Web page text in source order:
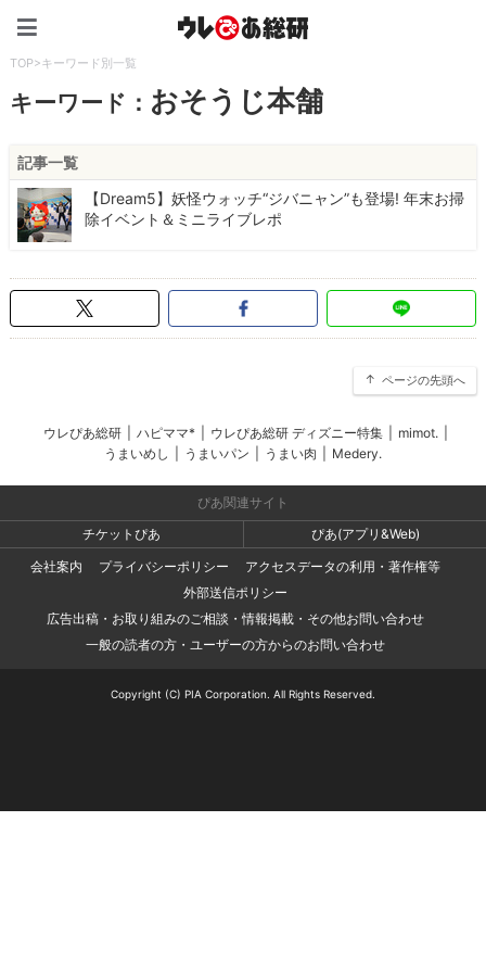
TOP>キーワード別一覧
キーワード： おそうじ本舗
記事一覧
【Dream5】妖怪ウォッチ“ジバニャン”も登場! 年末お掃
除イベント＆ミニライブレポ
ページの先頭へ
ウレぴあ総研 ハピママ* ウレぴあ総研 ディズニー特集 mimot.
うまいめし
うまいパン うまい肉 Medery.
ぴあ関連サイト
チケットぴあ
ぴあ(アプリ&Web)
会社案内
プライバシーポリシー
アクセスデータの利用・著作権等
外部送信ポリシー
広告出稿・お取り組みのご相談・情報掲載・その他お問い合わせ
一般の読者の方・ユーザーの方からのお問い合わせ
Copyright (C) PIA Corporation. All Rights Reserved.